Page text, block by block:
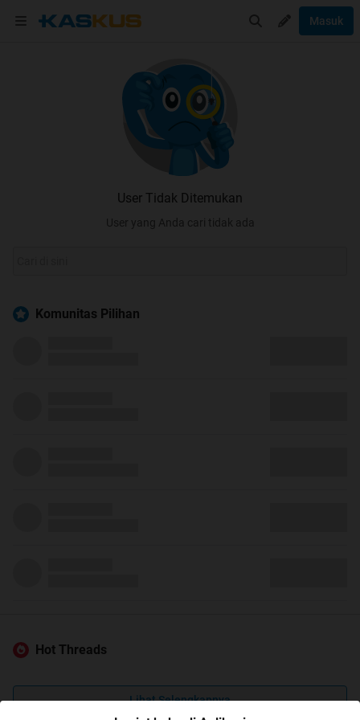
Masuk
User Tidak Ditemukan
User yang Anda cari tidak ada
Komunitas Pilihan
Hot Threads
Lihat Selengkapnya